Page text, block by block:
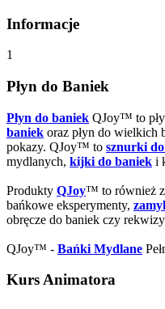
Informacje
1
Płyn do Baniek
Płyn do baniek QJoy™ to
baniek oraz płyn do wielkich
pokazy. QJoy™ to sznurki
mydlanych, kijki do baniek i
Produkty QJoy™ to również
bańkowe eksperymenty,
obręcze do baniek czy
QJoy™ - Bańki Mydlane
Kurs Animatora